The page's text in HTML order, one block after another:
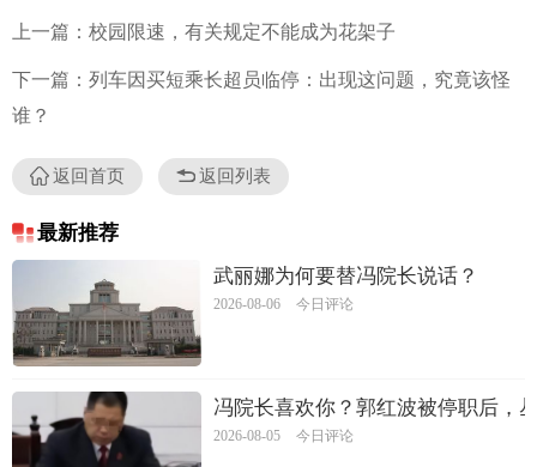
上一篇：校园限速，有关规定不能成为花架子
下一篇：列车因买短乘长超员临停：出现这问题，究竟该怪
谁？
返回首页 返回列表
最新推荐
武丽娜为何要替冯院长说话？
2026-08-06 今日评论
冯院长喜欢你？郭红波被停职后，
2026-08-05 今日评论